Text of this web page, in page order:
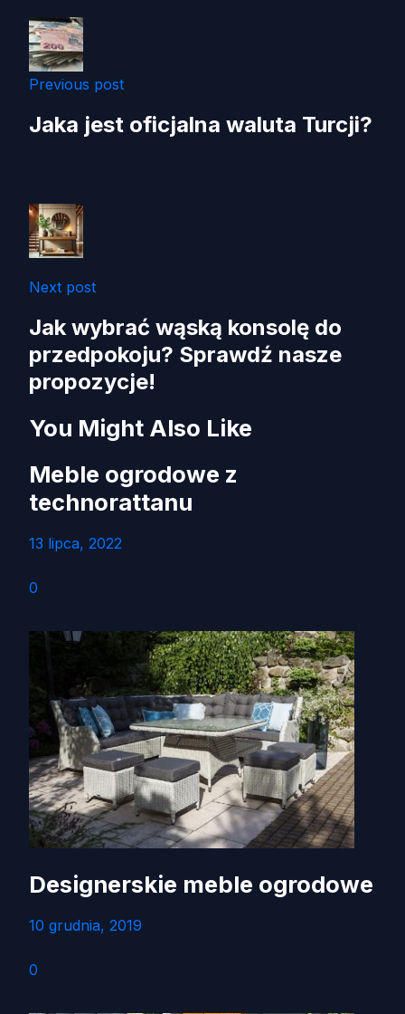
Previous post
Jaka jest oficjalna waluta Turcji?
Next post
Jak wybrać wąską konsolę do
przedpokoju? Sprawdź nasze
propozycje!
You Might Also Like
Meble ogrodowe z
technorattanu
13 lipca, 2022
0
Designerskie meble ogrodowe
10 grudnia, 2019
0